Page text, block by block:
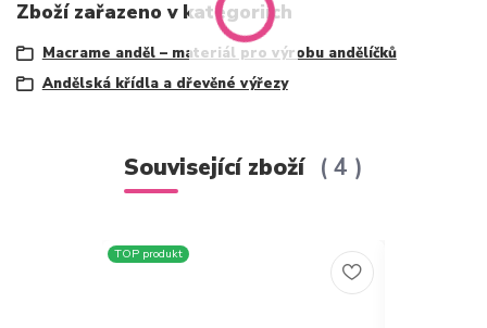
Zboží zařazeno v kategoriích
Macrame anděl – materiál pro výrobu andělíčků
Andělská křídla a dřevěné výřezy
Související zboží 4
TOP produkt